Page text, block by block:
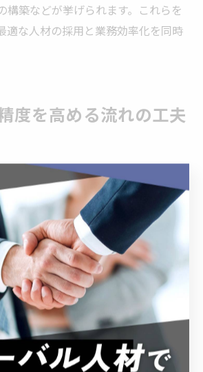
構築などが挙げられます。これらを
適な人材の採用と業務効率化を同時
度を高める流れの工夫
ッチング精度を強化
いて、最も重要なのはマッチング精
ら、適切な人材と企業を結びつけ
の効率化や定着率の向上が期待でき
には、応募者の職歴やスキルだけで
る人物像をヒアリングし、要件に
選します。例えば、面談時に業務内
を伝えたり、適性検査を活用するこ
いマッチングが可能となります。こ
ることで、ミスマッチのリスクを最